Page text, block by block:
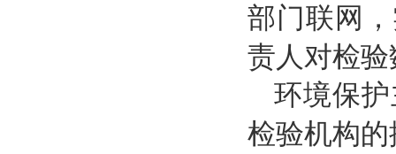
部门联网
责人对检
环境保
检验机构